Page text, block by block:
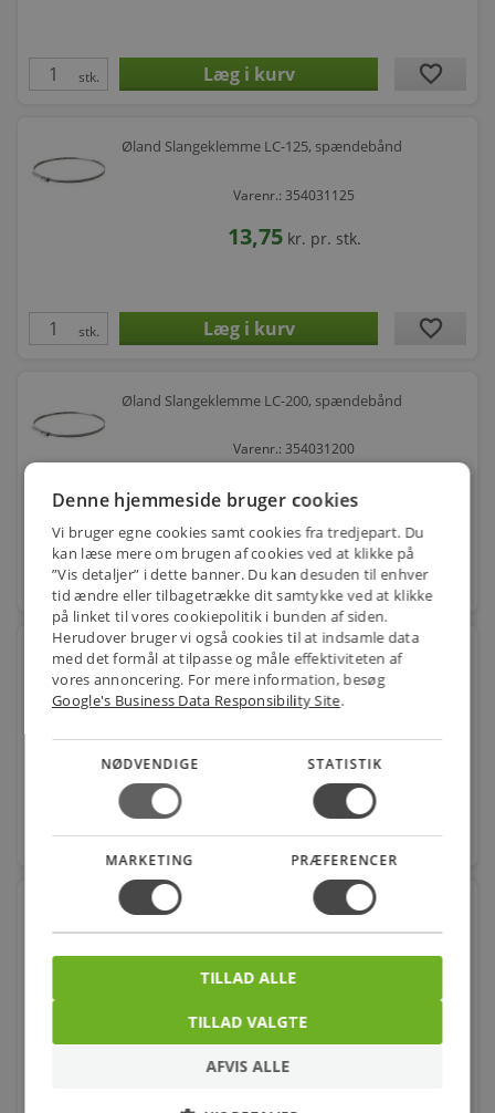
stk. favorite
Øland Slangeklemme LC-125, spændebånd
Varenr.: 354031125
13,75 kr. pr. stk.
stk. favorite
Øland Slangeklemme LC-200, spændebånd
Varenr.: 354031200
25,00 kr.pr. stk.
stk. favorite
Spændebånd 60-135mm Med snaplås, pose med 10
Varenr.: 354031145
122,00 kr.pr. pose.
pose. favorite
Spændebånd 60-215mm Med snaplås, pose med 10
Varenr.: 354031205
Denne hjemmeside bruger cookies
Vi bruger egne cookies samt cookies fra tredjepart. Du
kan læse mere om brugen af cookies ved at klikke på
”Vis detaljer” i dette banner. Du kan desuden til enhver
tid ændre eller tilbagetrække dit samtykke ved at klikke
på linket til vores cookiepolitik i bunden af siden.
Herudover bruger vi også cookies til at indsamle data
med det formål at tilpasse og måle effektiviteten af
vores annoncering. For mere information, besøg
Google's Business Data Responsibility Site.
NØDVENDIGE STATISTIK
MARKETING PRÆFERENCER
TILLAD VALGTE
TILLAD ALLE
AFVIS ALLE